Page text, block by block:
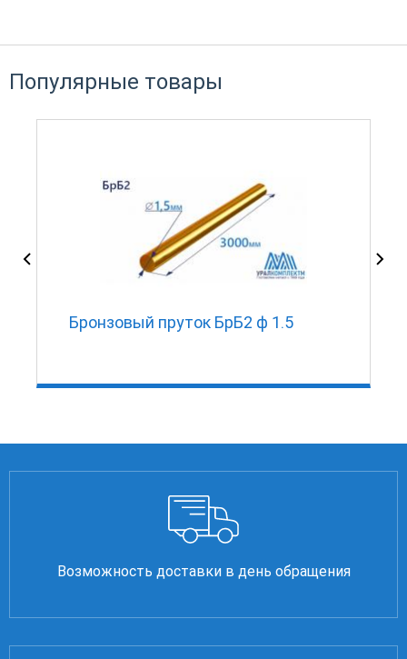
Популярные товары
Бронзовый пруток БрБ2 ф 1.5
Возможность доставки в день обращения